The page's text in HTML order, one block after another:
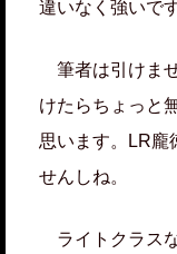
違いなく強いで
筆者は引けま
けたらちょっと
思います。LR龐
せんしね。
ライトクラス